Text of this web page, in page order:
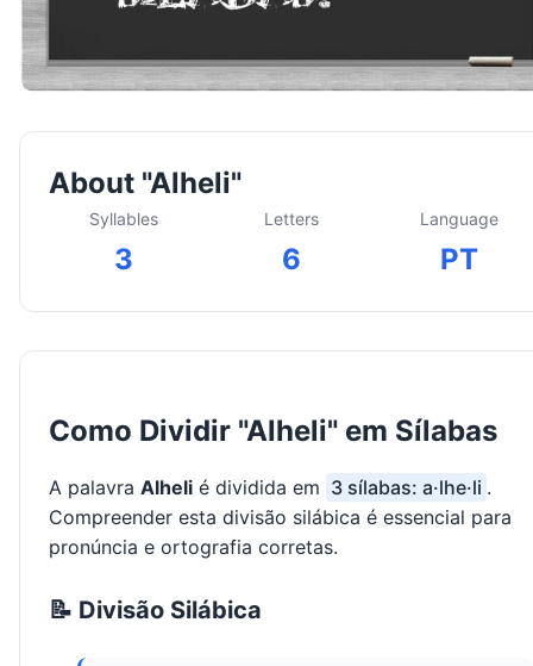
About "Alheli"
Syllables
3
Letters
6
Language
PT
Como Dividir "Alheli" em Sílabas
A palavra Alheli é dividida em 3 sílabas: a·lhe·li .
Compreender esta divisão silábica é essencial para
pronúncia e ortografia corretas.
📝 Divisão Silábica